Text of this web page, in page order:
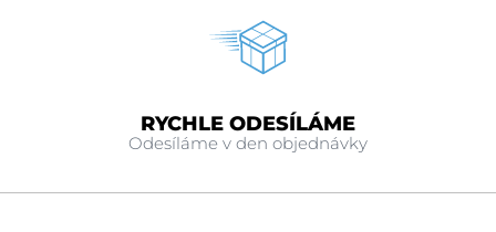
RYCHLE ODESÍLÁME
Odesíláme v den objednávky